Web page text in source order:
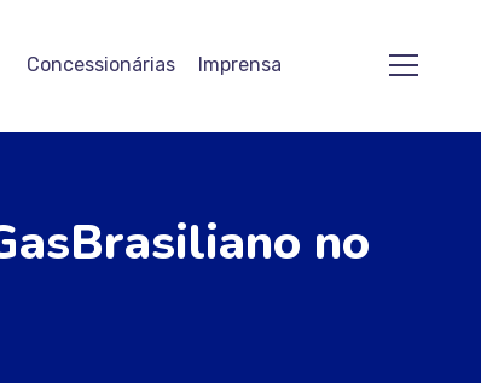
Concessionárias Imprensa
no